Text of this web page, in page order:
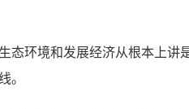
环境和发展经济从根本上讲
。